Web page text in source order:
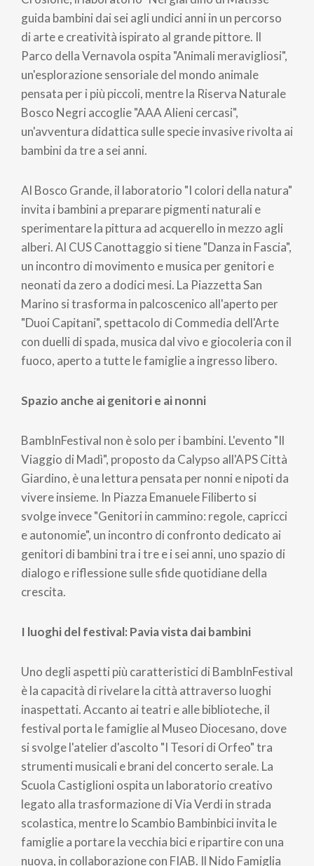
guida bambini dai sei agli undici anni in un percorso
di arte e creatività ispirato al grande pittore. Il
Parco della Vernavola ospita "Animali meravigliosi",
un'esplorazione sensoriale del mondo animale
pensata per i più piccoli, mentre la Riserva Naturale
Bosco Negri accoglie "AAA Alieni cercasi",
un'avventura didattica sulle specie invasive rivolta ai
bambini da tre a sei anni.
Al Bosco Grande, il laboratorio "I colori della natura"
invita i bambini a preparare pigmenti naturali e
sperimentare la pittura ad acquerello in mezzo agli
alberi. Al CUS Canottaggio si tiene "Danza in Fascia",
un incontro di movimento e musica per genitori e
neonati da zero a dodici mesi. La Piazzetta San
Marino si trasforma in palcoscenico all'aperto per
"Duoi Capitani", spettacolo di Commedia dell'Arte
con duelli di spada, musica dal vivo e giocoleria con il
fuoco, aperto a tutte le famiglie a ingresso libero.
Spazio anche ai genitori e ai nonni
BambInFestival non è solo per i bambini. L'evento "Il
Viaggio di Madì", proposto da Calypso all'APS Città
Giardino, è una lettura pensata per nonni e nipoti da
vivere insieme. In Piazza Emanuele Filiberto si
svolge invece "Genitori in cammino: regole, capricci
e autonomie", un incontro di confronto dedicato ai
genitori di bambini tra i tre e i sei anni, uno spazio di
dialogo e riflessione sulle sfide quotidiane della
crescita.
I luoghi del festival: Pavia vista dai bambini
Uno degli aspetti più caratteristici di BambInFestival
è la capacità di rivelare la città attraverso luoghi
inaspettati. Accanto ai teatri e alle biblioteche, il
festival porta le famiglie al Museo Diocesano, dove
si svolge l'atelier d'ascolto "I Tesori di Orfeo" tra
strumenti musicali e brani del concerto serale. La
Scuola Castiglioni ospita un laboratorio creativo
legato alla trasformazione di Via Verdi in strada
scolastica, mentre lo Scambio Bambinbici invita le
famiglie a portare la vecchia bici e ripartire con una
nuova, in collaborazione con FIAB. Il Nido Famiglia